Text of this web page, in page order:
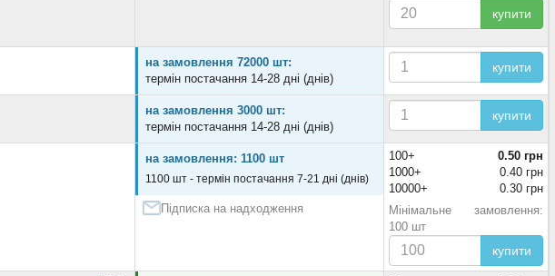
купити
на замовлення 72000 шт:
термін постачання 14-28 дні (днів)
купити
на замовлення 3000 шт:
термін постачання 14-28 дні (днів)
купити
на замовлення: 1100 шт
1100 шт - термін постачання 7-21 дні (днів)
Підписка на надходження
100+
0.50 грн
1000+
0.40 грн
10000+
0.30 грн
Мінімальне замовлення:
100 шт
купити